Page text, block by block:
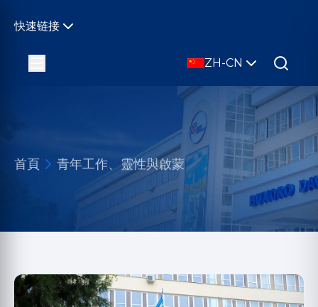
快速链接
ZH-CN
首頁 青年工作、靈性與啟蒙